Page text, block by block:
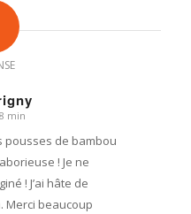
min
pousses de bambou
! Je ne
! J’ai hâte de
Merci beaucoup